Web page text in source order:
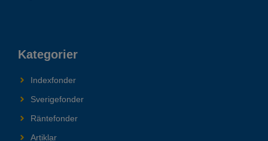
Kategorier
Indexfonder
Sverigefonder
Räntefonder
Artiklar